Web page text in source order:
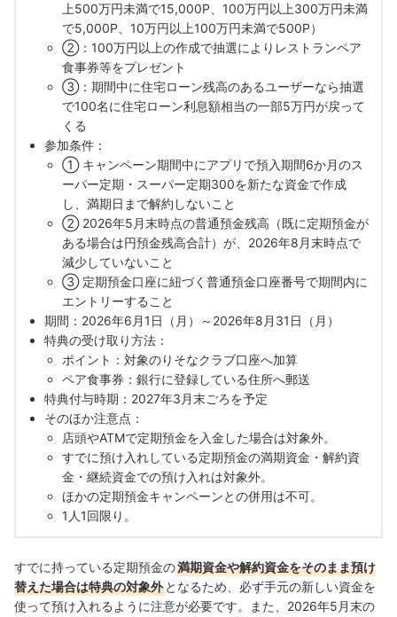
上500万円未満で15,000P、100万円以上300万円未満
で5,000P、10万円以上100万円未満で500P）
②：100万円以上の作成で抽選によりレストランペア
食事券等をプレゼント
③：期間中に住宅ローン残高のあるユーザーなら抽選
で100名に住宅ローン利息額相当の一部5万円が戻って
くる
参加条件：
① キャンペーン期間中にアプリで預入期間6か月のス
ーパー定期・スーパー定期300を新たな資金で作成
し、満期日まで解約しないこと
② 2026年5月末時点の普通預金残高（既に定期預金が
ある場合は円預金残高合計）が、2026年8月末時点で
減少していないこと
③ 定期預金口座に紐づく普通預金口座番号で期間内に
エントリーすること
期間：2026年6月1日（月）～2026年8月31日（月）
特典の受け取り方法：
ポイント：対象のりそなクラブ口座へ加算
ペア食事券：銀行に登録している住所へ郵送
特典付与時期：2027年3月末ごろを予定
そのほか注意点：
店頭やATMで定期預金を入金した場合は対象外。
すでに預け入れしている定期預金の満期資金・解約資
金・継続資金での預け入れは対象外。
ほかの定期預金キャンペーンとの併用は不可。
1人1回限り。
すでに持っている定期預金の満期資金や解約資金をそのまま預け
替えた場合は特典の対象外 となるため、必ず手元の新しい資金を
使って預け入れるように注意が必要です。また、2026年5月末の